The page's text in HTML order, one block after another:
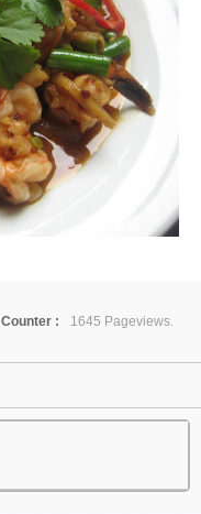
Counter :
1645 Pageviews.